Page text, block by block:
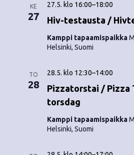
KE
27 Hiv-testausta /
27.5. klo 16:00–18:00
Kamppi tapaamispaikka
Helsinki, Suomi
TO
28
Pizzatorstai / Pizza
torsdag
28.5. klo 12:30–14:00
Kamppi tapaamispaikka
Helsinki, Suomi